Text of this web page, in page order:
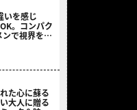
いを感じ
。コンパク
で視界を確
ル］
た心に蘇る
大人に贈る